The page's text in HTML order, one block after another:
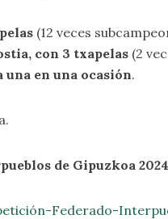
(12 veces
con 3 txapelas (2
una en una ocasión.
de Gipuzkoa 2024
Federado-